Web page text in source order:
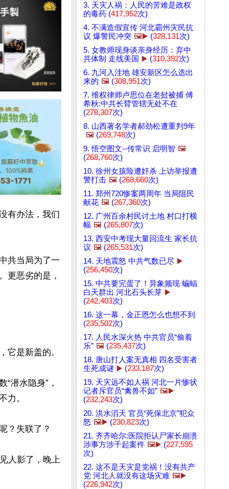
有办法，我们
共当局为了一
更恶劣的是，
它是新盖的。
潜水隐身”，
力。
？失联了？
人影了，晚上
3. 天灾人祸：人民的苦难是政权
的毒药 (417,952次)
4. 不满造假宣传 河北霸州灾民抗
议 爆警民冲突 🖼️▶️ (328,131次)
5. 女教师现身谈亲身经历：弃中
共体制 走线美国 ▶️ (310,392次)
6. 九河入洼地 雄安新区怎么选出
来的 🖼️ (308,951次)
7. 维权律师卢思位在老挝被捕 傅
希秋:中共长臂管辖无处不在
(278,307次)
8. 山西著名学者郝劲松遭重判9年
🖼️ (269,748次)
9. 悟空图文--传常识 启明智 🖼️
(268,760次)
10. 徐州女孩险遭奸杀 上访举报遭
警打击 🖼️ (268,660次)
11. 郑州720惨案两周年 当局阻民
献花 🖼️ (267,360次)
12. 广州百余村民讨土地 村口打横
幅 🖼️ (265,807次)
13. 西安中考现大量回流生 家长抗
议 🖼️ (265,531次)
14. 天地震怒 中共气数已尽 ▶️
(256,450次)
15. 中共要完蛋了！异象频现 蝙蝠
白天群出 河北石头长芽 ▶️
(242,403次)
16. 这一幕，金正恩怎么也想不到
(235,502次)
17. 人民水深火热 中共官员“偷着
乐” 🖼️ (235,437次)
18. 唐山打人案无真相 四名受害者
生死成谜 ▶️ (233,187次)
19. 天灾远不如人祸 河北一片惨状
记者斥官员“禽兽不如” 🖼️▶️
(232,243次)
20. 洪水滔天 官员“死保北京”犯众
怒 🖼️▶️ (230,823次)
21. 齐齐哈尔:医院拒认尸家长崩溃
涉事方涉千起案件 🖼️▶️ (227,595
次)
22. 这不是天灾是党祸！没有共产
党 河北人就没有这场灾难 🖼️▶️
(226,942次)